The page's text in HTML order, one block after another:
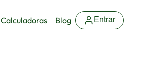
Calculadoras Blog Entrar